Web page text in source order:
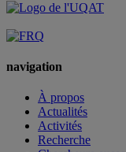
navigation
À propos
Actualités
Activités
Recherche